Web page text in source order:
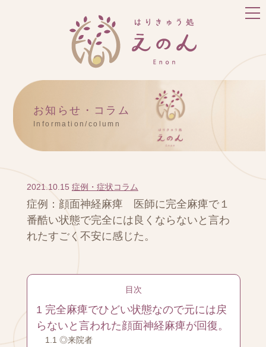
お知らせ・コラム
Information/column
2021.10.15 症例・症状コラム
症例：顔面神経麻痺 医師に完全麻痺で１
番酷い状態で完全には良くならないと言わ
れたすごく不安に感じた。
目次
1 完全麻痺でひどい状態なので元には戻
らないと言われた顔面神経麻痺が回復。
1.1 ◎来院者